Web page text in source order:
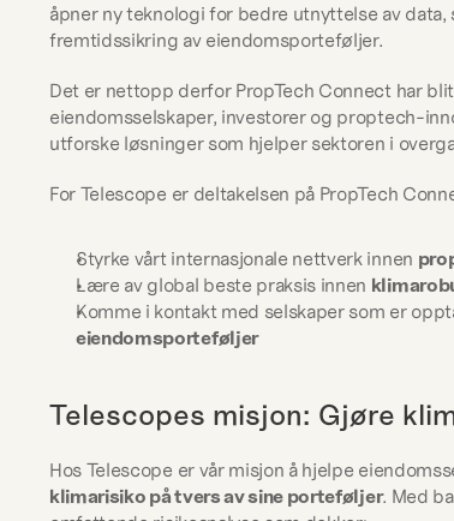
åpner ny teknologi for bedre utnyttelse av
fremtidssikring av eiendomsporteføljer.
Det er nettopp derfor PropTech Connect har
eiendomsselskaper, investorer og proptech-
utforske løsninger som hjelper sektoren i
For Telescope er deltakelsen på PropTech
Styrke vårt internasjonale nettverk innen
Lære av global beste praksis innen
Komme i kontakt med selskaper som er
eiendomsporteføljer
Telescopes misjon: Gjøre
Hos Telescope er vår misjon å hjelpe
klimarisiko på tvers av sine porteføljer. Med